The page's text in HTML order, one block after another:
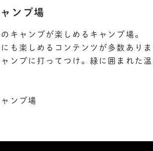
ンプ場
キャンプが楽しめるキャンプ場。
も楽しめるコンテンツが多数ありま
ンプに打ってつけ。緑に囲まれた温
ンプ場